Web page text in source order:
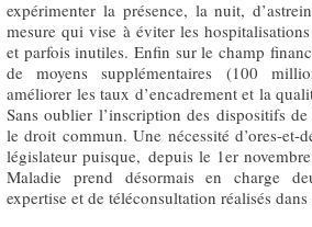
expérimenter la présence, la nuit,
mesure qui vise à éviter les
et parfois inutiles. Enfin sur le champ
de moyens supplémentaires (100
améliorer les taux d’encadrement et la
Sans oublier l’inscription des dispositifs de
le droit commun. Une nécessité d’ores-et-
législateur puisque, depuis le 1er
Maladie prend désormais en charge
expertise et de téléconsultation réalisés